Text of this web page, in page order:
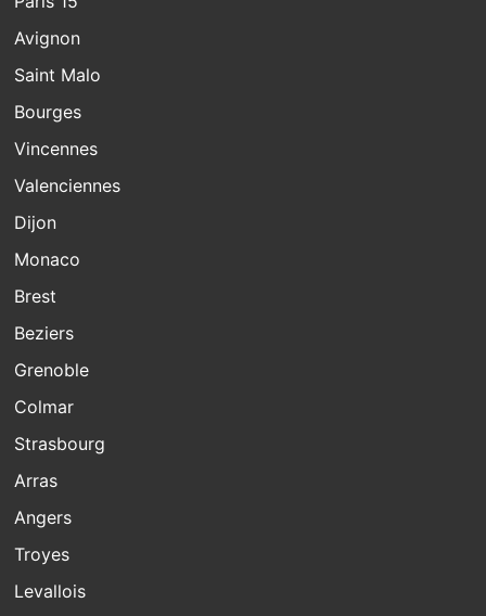
Avignon
Saint Malo
Bourges
Vincennes
Valenciennes
Dijon
Monaco
Brest
Beziers
Grenoble
Colmar
Strasbourg
Arras
Angers
Troyes
Levallois